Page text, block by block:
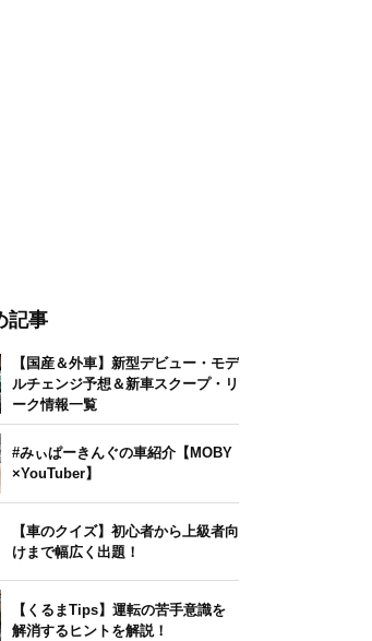
記事
【国産＆外車】新型デビュー・モデ
ルチェンジ予想＆新車スクープ・リ
ーク情報一覧
#みぃぱーきんぐの車紹介【MOBY
×YouTuber】
【車のクイズ】初心者から上級者向
けまで幅広く出題！
【くるまTips】運転の苦手意識を
解消するヒントを解説！